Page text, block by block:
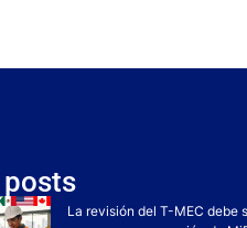
La revisión del T-MEC debe